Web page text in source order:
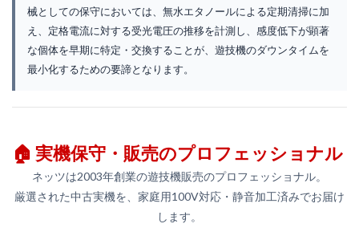
械としての保守においては、無水エタノールによる定期清掃に加
え、定格電流に対する受光電圧の推移を計測し、感度低下が顕著
な個体を早期に特定・交換することが、遊技機のダウンタイムを
最小化するための要諦となります。
🏠 実機保守・販売のプロフェッショナル
ネッツは2003年創業の遊技機販売のプロフェッショナル。
厳選された中古実機を、家庭用100V対応・静音加工済みでお届け
します。